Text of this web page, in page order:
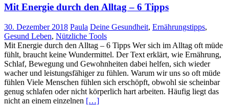
Mit Energie durch den Alltag – 6 Tipps
30. Dezember 2018 Paula Deine Gesundheit, Ernährungstipps,
Gesund Leben, Nützliche Tools
Mit Energie durch den Alltag – 6 Tipps Wer sich im Alltag oft müde
fühlt, braucht keine Wundermittel. Der Text erklärt, wie Ernährung,
Schlaf, Bewegung und Gewohnheiten dabei helfen, sich wieder
wacher und leistungsfähiger zu fühlen. Warum wir uns so oft müde
fühlen Viele Menschen fühlen sich erschöpft, obwohl sie scheinbar
genug schlafen oder nicht körperlich hart arbeiten. Häufig liegt das
nicht an einem einzelnen […]